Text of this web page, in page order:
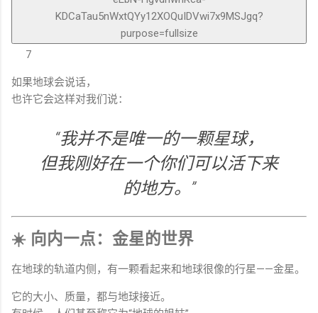
7
如果地球会说话，
也许它会这样对我们说：
“我并不是唯一的一颗星球，
但我刚好在一个你们可以活下来
的地方。”
☀️ 向内一点：金星的世界
在地球的轨道内侧，有一颗看起来和地球很像的行星——金星。
它的大小、质量，都与地球接近。